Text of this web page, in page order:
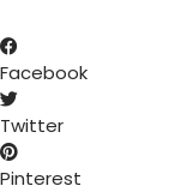
Facebook
Twitter
Pinterest